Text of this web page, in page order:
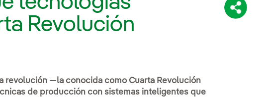
Revolución
revolución —la conocida como Cuarta Revolución
de producción con sistemas inteligentes que